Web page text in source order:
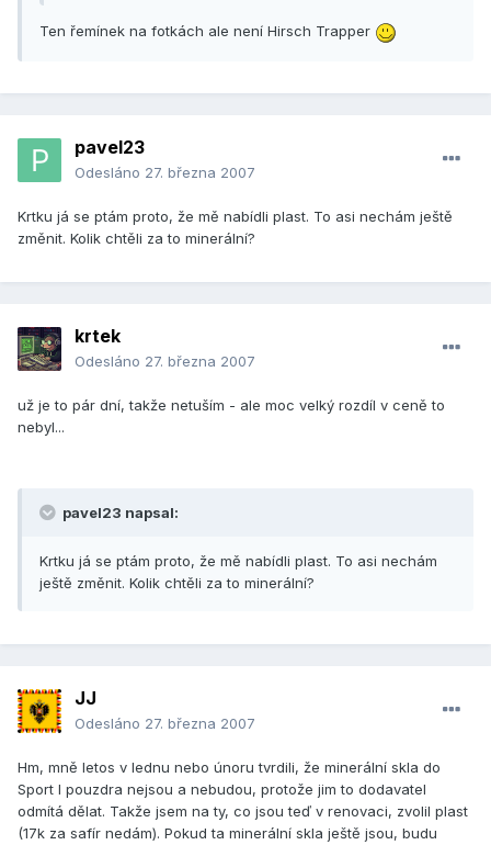
Ten řemínek na fotkách ale není Hirsch Trapper
pavel23
Odesláno 27. března 2007
Krtku já se ptám proto, že mě nabídli plast. To asi nechám ještě
změnit. Kolik chtěli za to minerální?
krtek
Odesláno 27. března 2007
už je to pár dní, takže netuším - ale moc velký rozdíl v ceně to
nebyl...
pavel23 napsal:
Krtku já se ptám proto, že mě nabídli plast. To asi nechám
ještě změnit. Kolik chtěli za to minerální?
JJ
Odesláno 27. března 2007
Hm, mně letos v lednu nebo únoru tvrdili, že minerální skla do
Sport I pouzdra nejsou a nebudou, protože jim to dodavatel
odmítá dělat. Takže jsem na ty, co jsou teď v renovaci, zvolil plast
(17k za safír nedám). Pokud ta minerální skla ještě jsou, budu